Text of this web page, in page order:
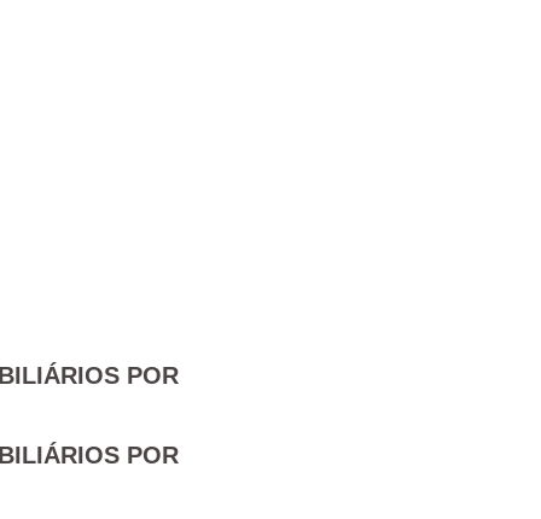
POR
POR